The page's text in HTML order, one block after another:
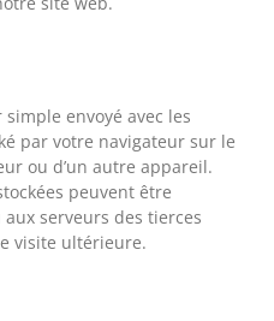
envoyé avec les
par votre navigateur sur le
ou d’un autre appareil.
peuvent être
serveurs des tierces
visite ultérieure.